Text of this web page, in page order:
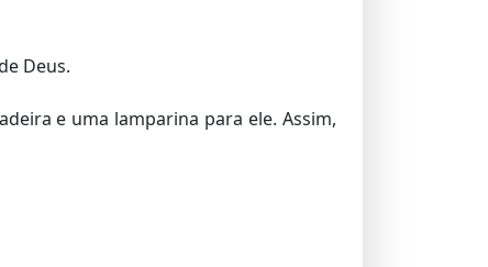
Deus.
e uma lamparina para ele. Assim,